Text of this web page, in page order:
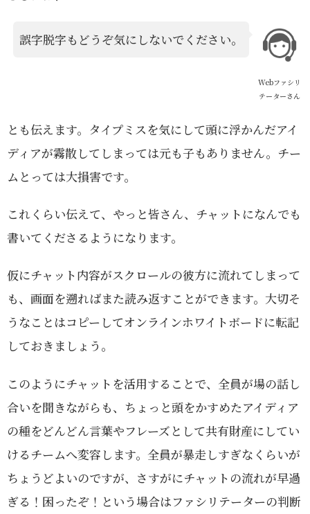
Webファシリ
テーターさん
誤字脱字もどうぞ気にしないでください。
とも伝えます。タイプミスを気にして頭に浮かんだアイ
ディアが霧散してしまっては元も子もありません。チー
ムとっては大損害です。
これくらい伝えて、やっと皆さん、チャットになんでも
書いてくださるようになります。
仮にチャット内容がスクロールの彼方に流れてしまって
も、画面を遡ればまた読み返すことができます。大切そ
うなことはコピーしてオンラインホワイトボードに転記
しておきましょう。
このようにチャットを活用することで、全員が場の話し
合いを聞きながらも、ちょっと頭をかすめたアイディア
の種をどんどん言葉やフレーズとして共有財産にしてい
けるチームへ変容します。全員が暴走しすぎなくらいが
ちょうどよいのですが、さすがにチャットの流れが早過
ぎる！困ったぞ！という場合はファシリテーターの判断